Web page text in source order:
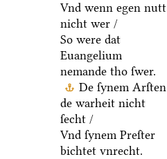
Vnd wenn egen nutt
nicht wer /
So were dat
Euangelium
nemande tho ſwer.
De ſynem Arſten
de warheit nicht
ſecht /
Vnd ſynem Preſter
bichtet vnrecht.